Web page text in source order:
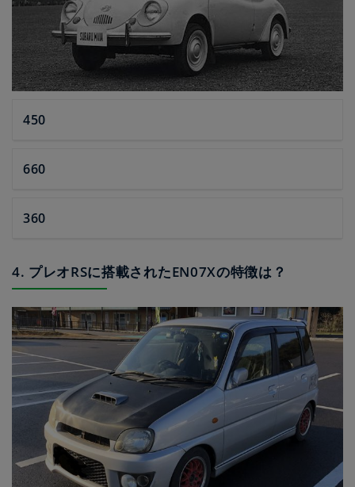
450
660
360
4. プレオRSに搭載されたEN07Xの特徴は？